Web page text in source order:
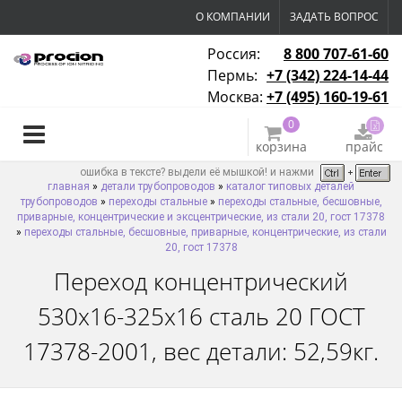
О КОМПАНИИ ЗАДАТЬ ВОПРОС
Россия:
8 800 707-61-60
Пермь: +7 (342) 224-14-44
Москва: +7 (495) 160-19-61
0
корзина прайс
ошибка в тексте? выдели её мышкой! и нажми
главная » детали трубопроводов » каталог типовых деталей
трубопроводов » переходы стальные» переходы стальные, бесшовные,
приварные, концентрические и эксцентрические, из стали 20, гост 17378
» переходы стальные, бесшовные, приварные, концентрические, из стали
20, гост 17378
Переход концентрический
530х16-325х16 сталь 20 ГОСТ
17378-2001, вес детали: 52,59кг.